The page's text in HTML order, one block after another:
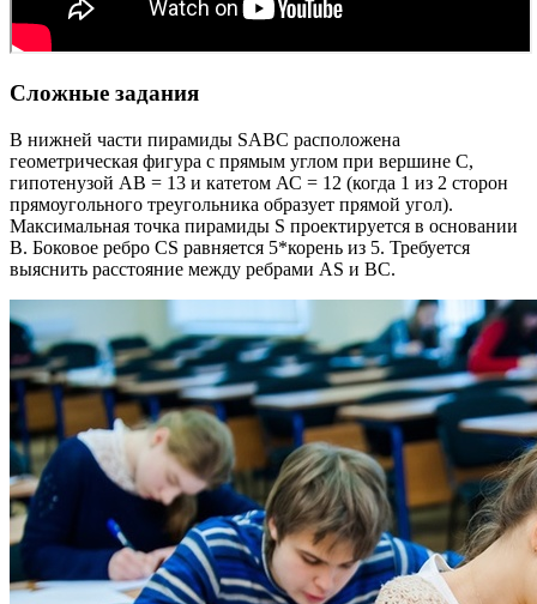
Сложные задания
В нижней части пирамиды SABC расположена
геометрическая фигура с прямым углом при вершине С,
гипотенузой АВ = 13 и катетом АС = 12 (когда 1 из 2 сторон
прямоугольного треугольника образует прямой угол).
Максимальная точка пирамиды S проектируется в основании
В. Боковое ребро CS равняется 5*корень из 5. Требуется
выяснить расстояние между ребрами AS и ВС.